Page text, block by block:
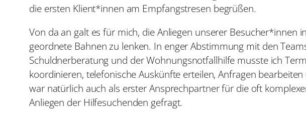
die ersten Klient*innen am Empfangstresen begrüßen.
Von da an galt es für mich, die Anliegen unserer Besucher*innen in
geordnete Bahnen zu lenken. In enger Abstimmung mit den
Schuldnerberatung und der Wohnungsnotfallhilfe musste ich
koordinieren, telefonische Auskünfte erteilen, Anfragen bearbeiten
war natürlich auch als erster Ansprechpartner für die oft
Anliegen der Hilfesuchenden gefragt.